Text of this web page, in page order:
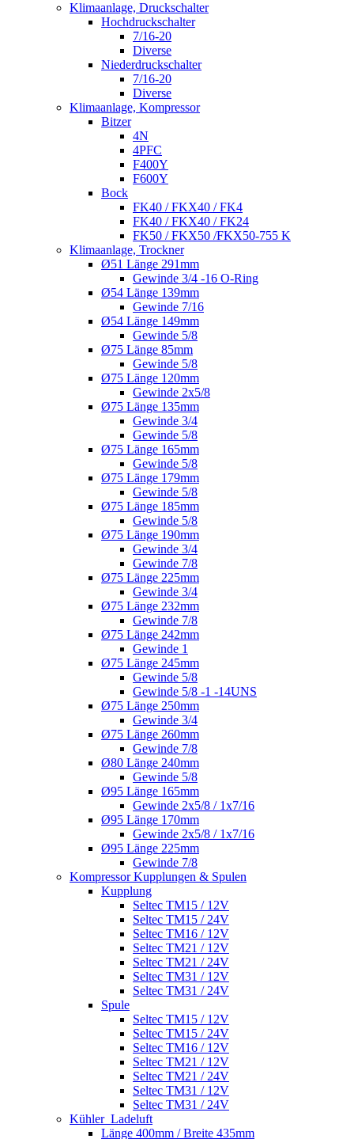
Klimaanlage, Druckschalter
Hochdruckschalter
7/16-20
Diverse
Niederdruckschalter
7/16-20
Diverse
Klimaanlage, Kompressor
Bitzer
4N
4PFC
F400Y
F600Y
Bock
FK40 / FKX40 / FK4
FK40 / FKX40 / FK24
FK50 / FKX50 /FKX50-755 K
Klimaanlage, Trockner
Ø51 Länge 291mm
Gewinde 3/4 -16 O-Ring
Ø54 Länge 139mm
Gewinde 7/16
Ø54 Länge 149mm
Gewinde 5/8
Ø75 Länge 85mm
Gewinde 5/8
Ø75 Länge 120mm
Gewinde 2x5/8
Ø75 Länge 135mm
Gewinde 3/4
Gewinde 5/8
Ø75 Länge 165mm
Gewinde 5/8
Ø75 Länge 179mm
Gewinde 5/8
Ø75 Länge 185mm
Gewinde 5/8
Ø75 Länge 190mm
Gewinde 3/4
Gewinde 7/8
Ø75 Länge 225mm
Gewinde 3/4
Ø75 Länge 232mm
Gewinde 7/8
Ø75 Länge 242mm
Gewinde 1
Ø75 Länge 245mm
Gewinde 5/8
Gewinde 5/8 -1 -14UNS
Ø75 Länge 250mm
Gewinde 3/4
Ø75 Länge 260mm
Gewinde 7/8
Ø80 Länge 240mm
Gewinde 5/8
Ø95 Länge 165mm
Gewinde 2x5/8 / 1x7/16
Ø95 Länge 170mm
Gewinde 2x5/8 / 1x7/16
Ø95 Länge 225mm
Gewinde 7/8
Kompressor Kupplungen & Spulen
Kupplung
Seltec TM15 / 12V
Seltec TM15 / 24V
Seltec TM16 / 12V
Seltec TM21 / 12V
Seltec TM21 / 24V
Seltec TM31 / 12V
Seltec TM31 / 24V
Spule
Seltec TM15 / 12V
Seltec TM15 / 24V
Seltec TM16 / 12V
Seltec TM21 / 12V
Seltec TM21 / 24V
Seltec TM31 / 12V
Seltec TM31 / 24V
Kühler_Ladeluft
Länge 400mm / Breite 435mm